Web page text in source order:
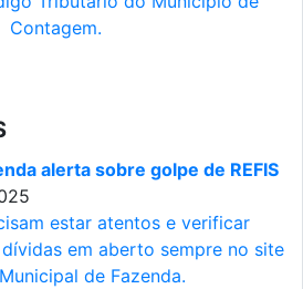
Contagem.
alerta sobre golpe de REFIS
estar atentos e verificar
em aberto sempre no site
de Fazenda.